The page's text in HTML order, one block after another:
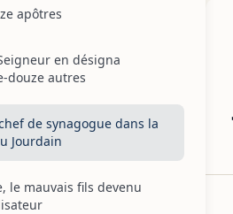
apôtres
en désigna
douze autres
de synagogue dans la
Jourdain
le mauvais fils devenu